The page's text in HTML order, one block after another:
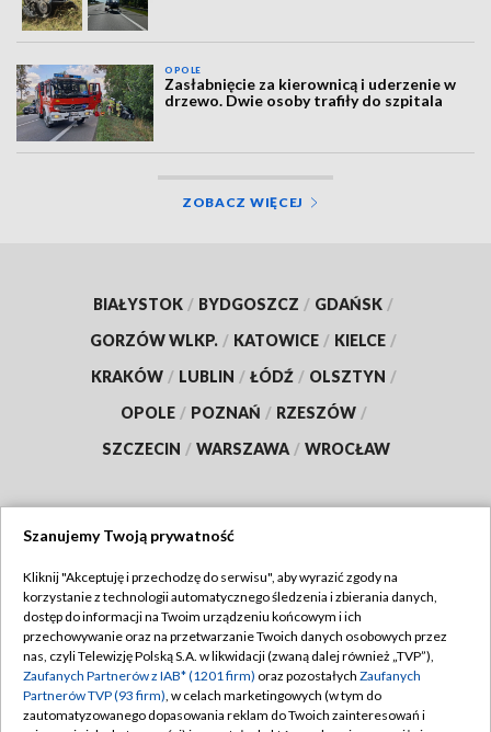
OPOLE
Zasłabnięcie za kierownicą i uderzenie w
drzewo. Dwie osoby trafiły do szpitala
ZOBACZ WIĘCEJ
BIAŁYSTOK / BYDGOSZCZ / GDAŃSK /
GORZÓW WLKP. / KATOWICE / KIELCE /
KRAKÓW / LUBLIN / ŁÓDŹ / OLSZTYN /
OPOLE / POZNAŃ / RZESZÓW /
SZCZECIN / WARSZAWA / WROCŁAW
TVP
Abonament TVP
Emisja w TVP
Centrum informacji TVP
Regulamin TVP
Polityka prywatności
Moje zgody
Szanujemy Twoją prywatność
Kliknij "Akceptuję i przechodzę do serwisu", aby wyrazić zgody na
korzystanie z technologii automatycznego śledzenia i zbierania danych,
dostęp do informacji na Twoim urządzeniu końcowym i ich
przechowywanie oraz na przetwarzanie Twoich danych osobowych przez
nas, czyli Telewizję Polską S.A. w likwidacji (zwaną dalej również „TVP”),
Zaufanych Partnerów z IAB* (1201 firm) oraz pozostałych Zaufanych
Partnerów TVP (93 firm), w celach marketingowych (w tym do
zautomatyzowanego dopasowania reklam do Twoich zainteresowań i